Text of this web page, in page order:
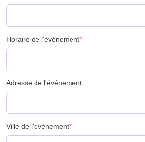
Horaire de l'événement*
Adresse de l'événement
Ville de l'événement*